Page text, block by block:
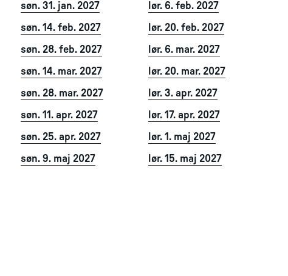
søn. 31. jan. 2027
lør. 6. feb. 2027
søn. 14. feb. 2027
lør. 20. feb. 2027
søn. 28. feb. 2027
lør. 6. mar. 2027
søn. 14. mar. 2027
lør. 20. mar. 2027
søn. 28. mar. 2027
lør. 3. apr. 2027
søn. 11. apr. 2027
lør. 17. apr. 2027
søn. 25. apr. 2027
lør. 1. maj 2027
søn. 9. maj 2027
lør. 15. maj 2027